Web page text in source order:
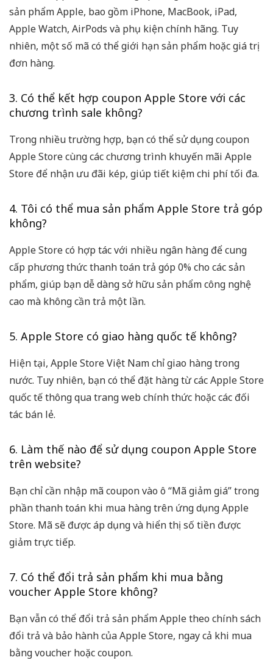
sản phẩm Apple, bao gồm iPhone, MacBook, iPad,
Apple Watch, AirPods và phụ kiện chính hãng. Tuy
nhiên, một số mã có thể giới hạn sản phẩm hoặc giá trị
đơn hàng.
3. Có thể kết hợp coupon Apple Store với các
chương trình sale không?
Trong nhiều trường hợp, bạn có thể sử dụng coupon
Apple Store cùng các chương trình khuyến mãi Apple
Store để nhận ưu đãi kép, giúp tiết kiệm chi phí tối đa.
4. Tôi có thể mua sản phẩm Apple Store trả góp
không?
Apple Store có hợp tác với nhiều ngân hàng để cung
cấp phương thức thanh toán trả góp 0% cho các sản
phẩm, giúp bạn dễ dàng sở hữu sản phẩm công nghệ
cao mà không cần trả một lần.
5. Apple Store có giao hàng quốc tế không?
Hiện tại, Apple Store Việt Nam chỉ giao hàng trong
nước. Tuy nhiên, bạn có thể đặt hàng từ các Apple Store
quốc tế thông qua trang web chính thức hoặc các đối
tác bán lẻ.
6. Làm thế nào để sử dụng coupon Apple Store
trên website?
Bạn chỉ cần nhập mã coupon vào ô “Mã giảm giá” trong
phần thanh toán khi mua hàng trên ứng dụng Apple
Store. Mã sẽ được áp dụng và hiển thị số tiền được
giảm trực tiếp.
7. Có thể đổi trả sản phẩm khi mua bằng
voucher Apple Store không?
Bạn vẫn có thể đổi trả sản phẩm Apple theo chính sách
đổi trả và bảo hành của Apple Store, ngay cả khi mua
bằng voucher hoặc coupon.